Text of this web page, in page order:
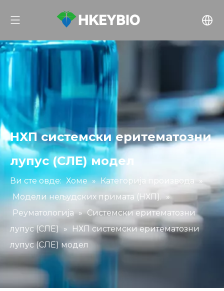
НХП системски еритематозни
лупус (СЛЕ) модел
Ви сте овде: Хоме » Категорија производа
»
Модели нељудских примата (НХП). »
Реуматологија » Системски еритематозни
лупус (СЛЕ)
»
НХП системски еритематозни
лупус (СЛЕ) модел